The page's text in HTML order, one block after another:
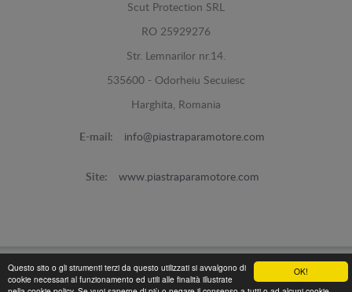
OK!
Questo sito o gli strumenti terzi da questo utilizzati si avvalgono di
cookie necessari al funzionamento ed utili alle finalità illustrate
Scut Protection SRL
RO 25929276
Str. Lemnarilor nr.14.
535600 - Odorheiu Secuiesc
Harghita, Romania
E-mail: info@piastraparamotore.com
Site: www.piastraparamotore.com
Piastra Paramotore di acciaio -© 2026